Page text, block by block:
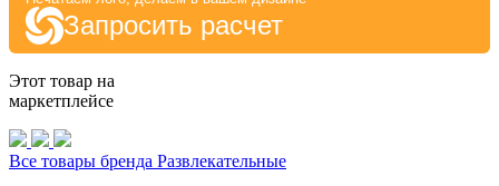
Запросить расчет
Этот товар на
маркетплейсе
Все товары бренда Развлекательные